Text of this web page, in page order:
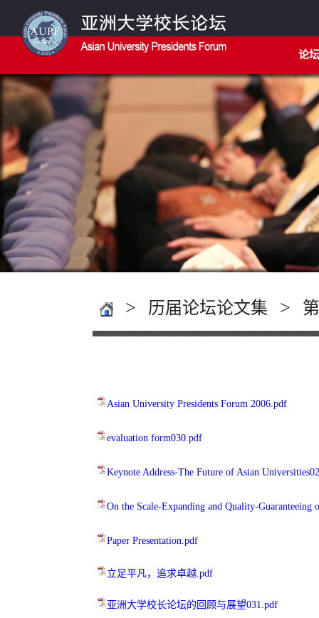
论
> 历届论坛论文集 >
Asian University Presidents Forum 2006.pdf
evaluation form030.pdf
Keynote Address-The Future of Asian
On the Scale-Expanding and Quality-
Paper Presentation.pdf
立足平凡，追求卓越.pdf
亚洲大学校长论坛的回顾与展望031.pdf